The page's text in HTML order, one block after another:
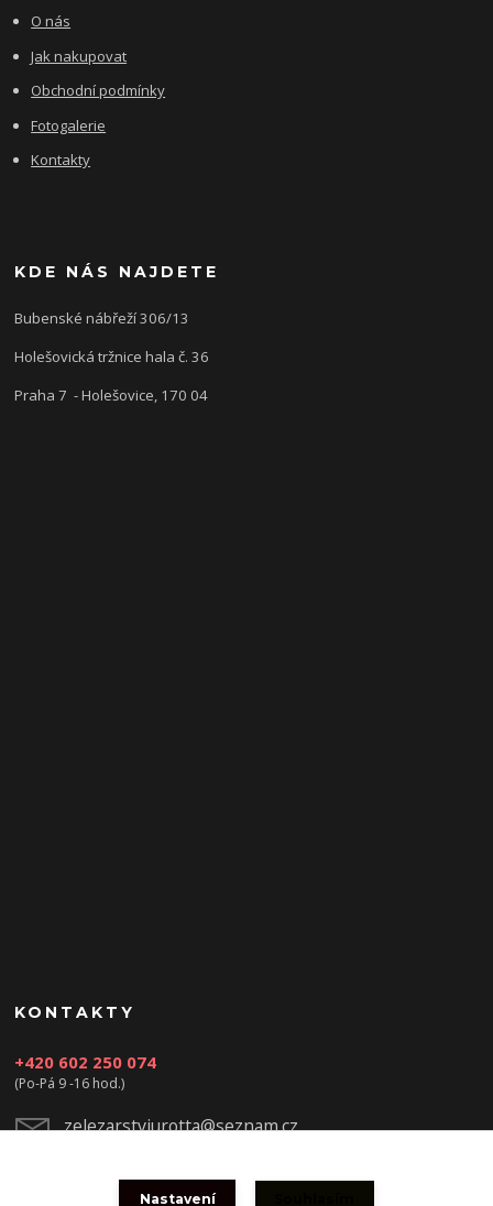
O nás
Jak nakupovat
Obchodní podmínky
Fotogalerie
Kontakty
KDE NÁS NAJDETE
Bubenské nábřeží 306/13
Holešovická tržnice hala č. 36
Praha 7 - Holešovice, 170 04
KONTAKTY
+420 602 250 074
(Po-Pá 9 -16 hod.)
zelezarstviurotta@seznam.cz
Nastavení